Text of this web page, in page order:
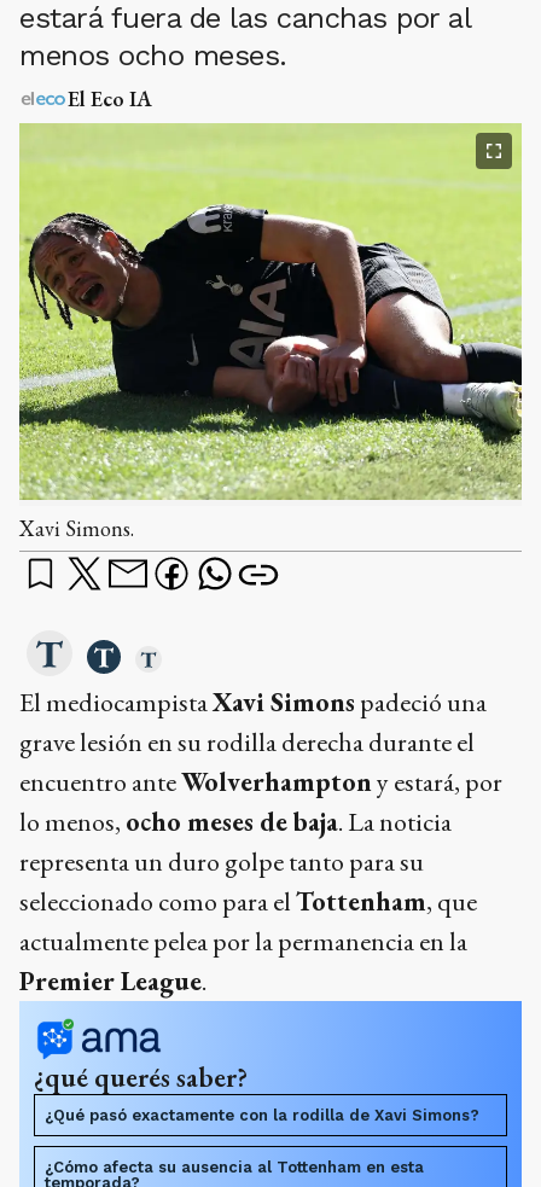
estará fuera de las canchas por al
menos ocho meses.
El Eco IA
Xavi Simons.
El mediocampistaXavi Simons padeció una
grave lesión en su rodilla derecha durante el
encuentro anteWolverhamptony estará, por
lo menos, ocho meses de baja. La noticia
representa un duro golpe tanto para su
seleccionado como para elTottenham, que
actualmente pelea por la permanencia en la
Premier League.
¿qué querés saber?
¿Qué pasó exactamente con la rodilla de Xavi Simons?
¿Cómo afecta su ausencia al Tottenham en esta
temporada?